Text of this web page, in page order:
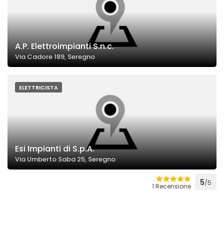
A.P. Elettroimpianti S.n.c.
Via Cadore 189, Seregno
ELETTRICISTA
Esi Impianti di S.p.A.
Via Umberto Saba 25, Seregno
1 Recensione 5/5